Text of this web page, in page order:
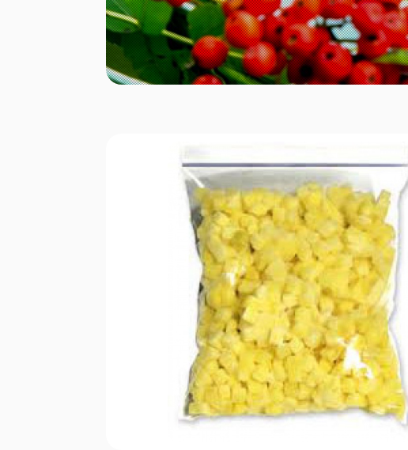
Porgand Kartul Peet Sibul